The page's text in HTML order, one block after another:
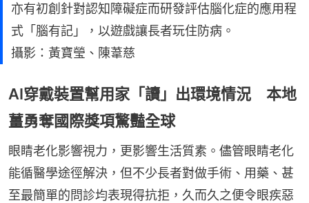
亦有初創針對認知障礙症而研發評估腦化症的應用程
式「腦有記」，以遊戲讓長者玩住防病。
攝影：黃寶瑩、陳葦慈
AI穿戴裝置幫用家「讀」出環境情況 本地
薑勇奪國際獎項驚豔全球
眼睛老化影響視力，更影響生活質素。儘管眼睛老化
能循醫學途徑解決，但不少長者對做手術、用藥、甚
至最簡單的問診均表現得抗拒，久而久之便令眼疾惡